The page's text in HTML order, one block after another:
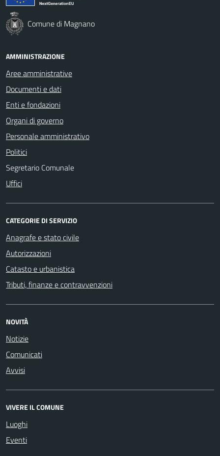
Comune di Magnano
AMMINISTRAZIONE
Aree amministrative
Documenti e dati
Enti e fondazioni
Organi di governo
Personale amministrativo
Politici
Segretario Comunale
Uffici
CATEGORIE DI SERVIZIO
Anagrafe e stato civile
Autorizzazioni
Catasto e urbanistica
Tributi, finanze e contravvenzioni
NOVITÀ
Notizie
Comunicati
Avvisi
VIVERE IL COMUNE
Luoghi
Eventi